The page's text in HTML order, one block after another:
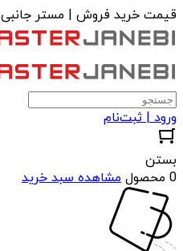
قیمت خرید فروش | مستر جانبی
ورود | ثبت‌نام
بستن
0 محصول
مشاهده سبد خرید